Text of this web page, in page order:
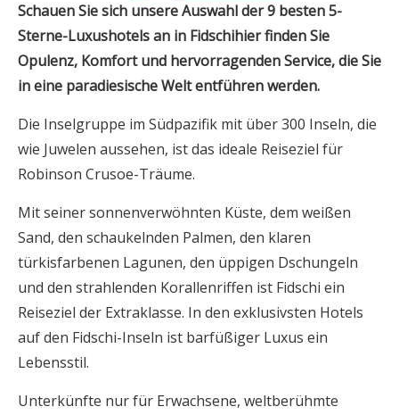
Schauen Sie sich unsere Auswahl der 9 besten 5-
Sterne-Luxushotels an in Fidschihier finden Sie
Opulenz, Komfort und hervorragenden Service, die Sie
in eine paradiesische Welt entführen werden.
Die Inselgruppe im Südpazifik mit über 300 Inseln, die
wie Juwelen aussehen, ist das ideale Reiseziel für
Robinson Crusoe-Träume.
Mit seiner sonnenverwöhnten Küste, dem weißen
Sand, den schaukelnden Palmen, den klaren
türkisfarbenen Lagunen, den üppigen Dschungeln
und den strahlenden Korallenriffen ist Fidschi ein
Reiseziel der Extraklasse. In den exklusivsten Hotels
auf den Fidschi-Inseln ist barfüßiger Luxus ein
Lebensstil.
Unterkünfte nur für Erwachsene, weltberühmte